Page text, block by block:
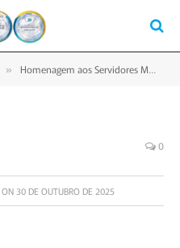
» Homenagem aos Servidores Marca Sessão Solene na Câmara de Barbacena
0
ON 30 DE OUTUBRO DE 2025